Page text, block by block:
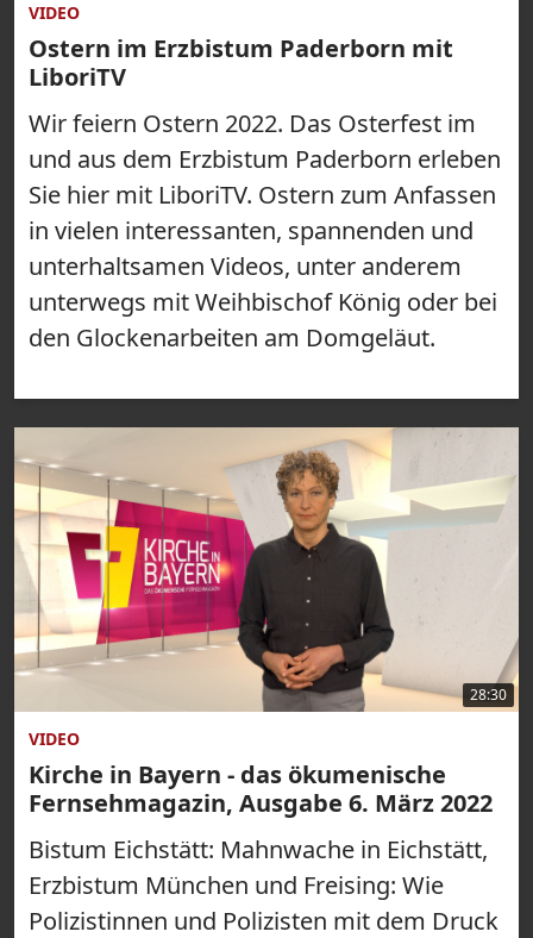
VIDEO
Ostern im Erzbistum Paderborn mit
LiboriTV
Wir feiern Ostern 2022. Das Osterfest im
und aus dem Erzbistum Paderborn erleben
Sie hier mit LiboriTV. Ostern zum Anfassen
in vielen interessanten, spannenden und
unterhaltsamen Videos, unter anderem
unterwegs mit Weihbischof König oder bei
den Glockenarbeiten am Domgeläut.
28:30
VIDEO
Kirche in Bayern - das ökumenische
Fernsehmagazin, Ausgabe 6. März 2022
Bistum Eichstätt: Mahnwache in Eichstätt,
Erzbistum München und Freising: Wie
Polizistinnen und Polizisten mit dem Druck